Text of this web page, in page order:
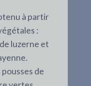
à partir
:
luzerne et
de